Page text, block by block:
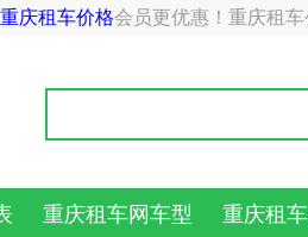
重庆租车价格会员更优惠！重庆租
重庆租车网车型 重庆租